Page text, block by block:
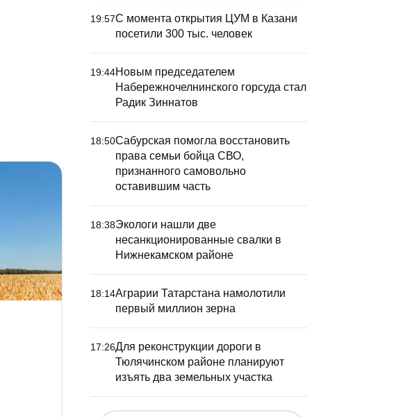
Для реконструкции дороги
в Тюлячинском районе
планируют изъять два
земельных участка
19:57С момента открытия ЦУМ в Казани
посетили 300 тыс. человек
19:44Новым председателем
Набережночелнинского горсуда стал
Радик Зиннатов
18:50Сабурская помогла восстановить
права семьи бойца СВО,
признанного самовольно
оставившим часть
18:38Экологи нашли две
несанкционированные свалки в
Нижнекамском районе
18:14Аграрии Татарстана намолотили
первый миллион зерна
17:26Для реконструкции дороги в
Тюлячинском районе планируют
изъять два земельных участка